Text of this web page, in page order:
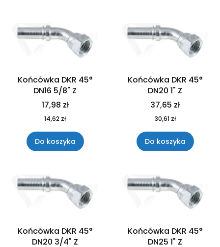
Końcówka DKR 45°
DN16 5/8" Z
17,98 zł
14,62 zł
Do koszyka
Końcówka DKR 45°
DN20 1" Z
37,65 zł
30,61 zł
Do koszyka
Końcówka DKR 45°
DN20 3/4" Z
Końcówka DKR 45°
DN25 1" Z